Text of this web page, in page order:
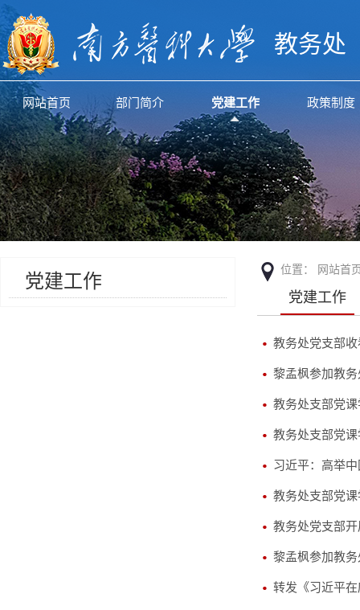
教务处
网站首页 部门简介 党建工作 政策制度
党建工作
位置： 网站首
党建工作
教务处党支部
黎孟枫参加教
教务处支部党
教务处支部党
习近平：高举
教务处支部党
教务处党支部
黎孟枫参加教
转发《习近平